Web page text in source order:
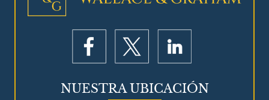
NUESTRA UBICACIÓN